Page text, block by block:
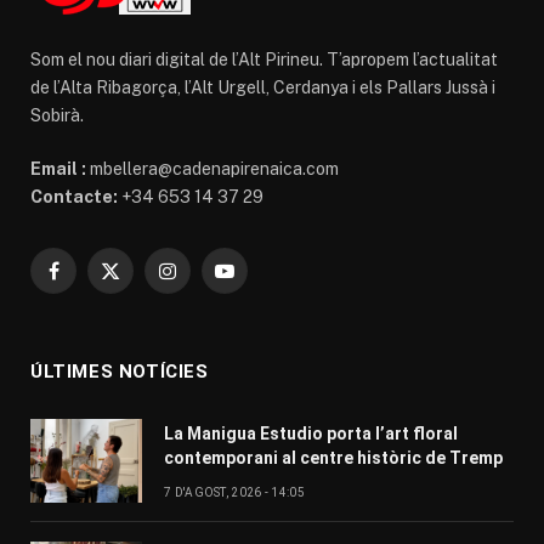
Som el nou diari digital de l’Alt Pirineu. T’apropem l’actualitat
de l’Alta Ribagorça, l’Alt Urgell, Cerdanya i els Pallars Jussà i
Sobirà.
Email : mbellera@cadenapirenaica.com
Contacte: +34 653 14 37 29
Facebook
X
InstagramYouTube
ÚLTIMES NOTÍCIES
La Manigua Estudio porta l’art floral
contemporani al centre històric de Tremp
7 D'AGOST, 2026 - 14:05